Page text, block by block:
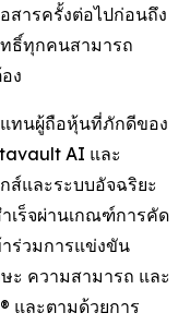
สารครั้งต่อไปก่อนถึง
ธิ์ทุกคนสามารถ
ง
แทนผู้ถือหุ้นที่ภักดีของ
AI และ
ส์และระบบอัจฉริยะ
เร็จผ่านเกณฑ์การคัด
ร่วมการแข่งขัน
ะ ความสามารถ และ
และตามด้วยการ